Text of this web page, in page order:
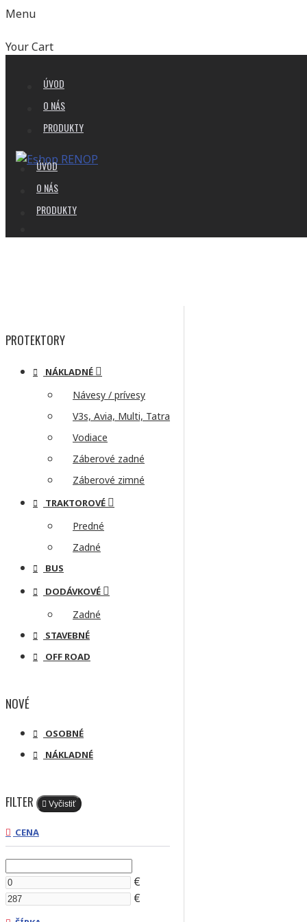
Menu
Your Cart
ÚVOD
O NÁS
PRODUKTY
ÚVOD
O NÁS
PRODUKTY
PROTEKTORY
NÁKLADNÉ
Návesy / prívesy
V3s, Avia, Multi, Tatra
Vodiace
Záberové zadné
Záberové zimné
TRAKTOROVÉ
Predné
Zadné
BUS
DODÁVKOVÉ
Zadné
STAVEBNÉ
OFF ROAD
NOVÉ
OSOBNÉ
NÁKLADNÉ
FILTER Vyčistiť
CENA
€
€